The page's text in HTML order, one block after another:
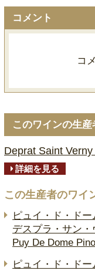
コメント
コ
このワインの生産
Deprat Saint
詳細を見る
この生産者のワイ
ピュイ・ド・ド
デスプラ・サン・
Puy De Dome
ピュイ・ド・ド